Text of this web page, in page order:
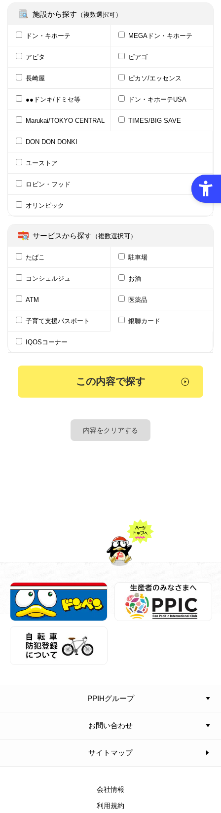
施設から探す （複数選択可）
ドン・キホーテ MEGAドン・キホーテ
アピタ ピアゴ
長崎屋 ピカソ/エッセンス
●●ドンキ/ドミセ等 ドン・キホーテUSA
Marukai/TOKYO CENTRAL TIMES/BIG SAVE
DON DON DONKI
ユーストア
ロビン・フッド
オリンピック
サービスから探す （複数選択可）
たばこ 駐車場
コンシェルジュ お酒
ATM 医薬品
子育て支援パスポート 銀聯カード
IQOSコーナー
PPIHグループ
お問い合わせ
サイトマップ
会社情報
利用規約